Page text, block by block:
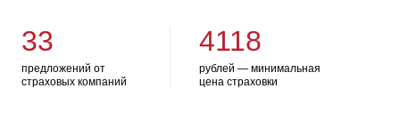
33
предложений от
страховых компаний
4118
рублей — минимальная
цена страховки